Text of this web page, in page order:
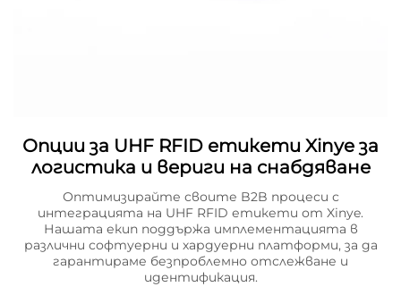
Опции за UHF RFID етикети Xinye за
логистика и вериги на снабдяване
Оптимизирайте своите B2B процеси с
интеграцията на UHF RFID етикети от Xinye.
Нашата екип поддържа имплементацията в
различни софтуерни и хардуерни платформи, за да
гарантираме безпроблемно отслежване и
идентификация.